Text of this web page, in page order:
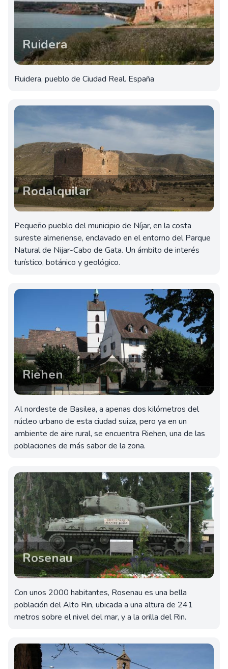
Ruidera
Ruidera, pueblo de Ciudad Real. España
Rodalquilar
Pequeño pueblo del municipio de Níjar, en la costa
sureste almeriense, enclavado en el entorno del Parque
Natural de Nijar-Cabo de Gata. Un ámbito de interés
turístico, botánico y geológico.
Riehen
Al nordeste de Basilea, a apenas dos kilómetros del
núcleo urbano de esta ciudad suiza, pero ya en un
ambiente de aire rural, se encuentra Riehen, una de las
poblaciones de más sabor de la zona.
Rosenau
Con unos 2000 habitantes, Rosenau es una bella
población del Alto Rin, ubicada a una altura de 241
metros sobre el nivel del mar, y a la orilla del Rin.